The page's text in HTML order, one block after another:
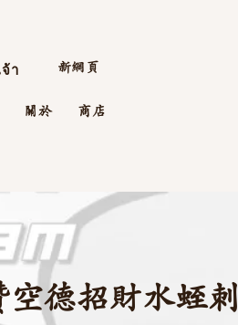
า 新網頁
關於 商店
空德招財水蛭刺